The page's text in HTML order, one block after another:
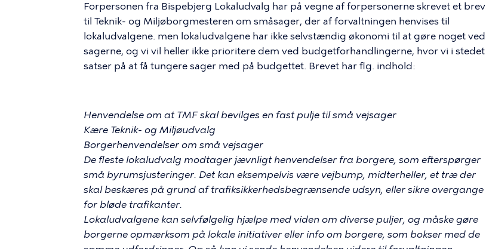
Forpersonen fra Bispebjerg Lokaludvalg har på vegne af forpersonerne skrevet et brev
til Teknik- og Miljøborgmesteren om småsager, der af forvaltningen henvises til
lokaludvalgene. men lokaludvalgene har ikke selvstændig økonomi til at gøre noget ved
sagerne, og vi vil heller ikke prioritere dem ved budgetforhandlingerne, hvor vi i stedet
satser på at få tungere sager med på budgettet. Brevet har flg. indhold:
Henvendelse om at TMF skal bevilges en fast pulje til små vejsager
Kære Teknik- og Miljøudvalg
Borgerhenvendelser om små vejsager
De fleste lokaludvalg modtager jævnligt henvendelser fra borgere, som efterspørger
små byrumsjusteringer. Det kan eksempelvis være vejbump, midterheller, et træ der
skal beskæres på grund af trafiksikkerhedsbegrænsende udsyn, eller sikre overgange
for bløde trafikanter.
Lokaludvalgene kan selvfølgelig hjælpe med viden om diverse puljer, og måske gøre
borgerne opmærksom på lokale initiativer eller info om borgere, som bokser med de